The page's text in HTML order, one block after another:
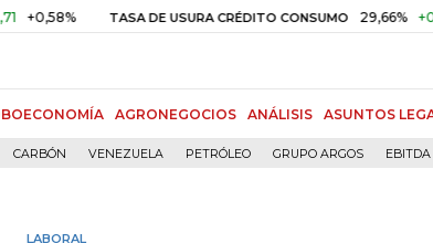
TASA DE USURA CRÉDITO CONSUMO 29,66% +0,87%
AGRONEGOCIOS ANÁLISIS ASUNTOS
CARBÓN VENEZUELA PETRÓLEO GRUPO ARGOS EBITDA
LABORAL